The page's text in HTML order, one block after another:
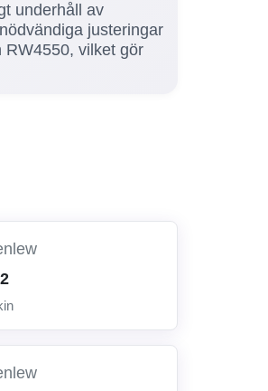
underhåll av
justeringar
RW4550, vilket gör